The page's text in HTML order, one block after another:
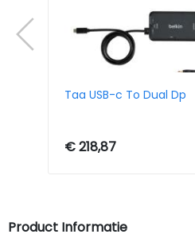
Taa USB-c To Dual Dp
€ 218,87
Product Informatie